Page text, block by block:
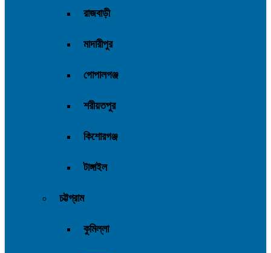
রাজবাড়ী
মাদারীপুর
গোপালগঞ্জ
শরীয়তপুর
কিশোরগঞ্জ
টাঙ্গাইল
চট্টগ্রাম
কুমিল্লা